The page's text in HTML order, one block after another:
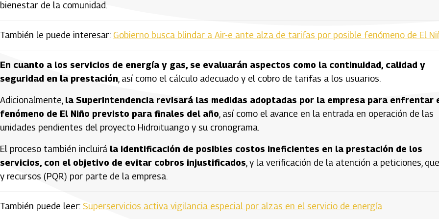
bienestar de la comunidad.
También le puede interesar: Gobierno busca blindar a Air-e ante alza de tarifas por posible fenómeno de El
En cuanto a los servicios de energía y gas, se evaluarán aspectos como la continuidad, calidad y
seguridad en la prestación , así como el cálculo adecuado y el cobro de tarifas a los usuarios.
Adicionalmente, la Superintendencia revisará las medidas adoptadas por la empresa para enfrentar
fenómeno de El Niño previsto para finales del año , así como el avance en la entrada en operación de las
unidades pendientes del proyecto Hidroituango y su cronograma.
El proceso también incluirá la identificación de posibles costos ineficientes en la prestación de los
servicios, con el objetivo de evitar cobros injustificados , y la verificación de la atención a peticiones,
y recursos (PQR) por parte de la empresa.
También puede leer: Superservicios activa vigilancia especial por alzas en el servicio de energía